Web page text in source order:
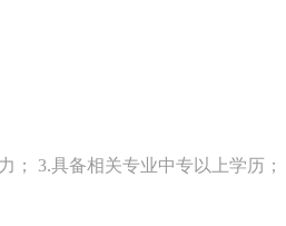
3.具备相关专业中专以上学历；